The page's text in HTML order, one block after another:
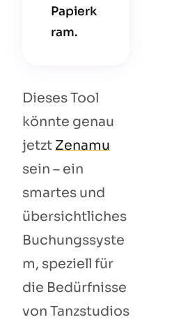
Papierk
ram.
Dieses Tool
könnte genau
jetzt Zenamu
sein – ein
smartes und
übersichtliches
Buchungssyste
m, speziell für
die Bedürfnisse
von Tanzstudios